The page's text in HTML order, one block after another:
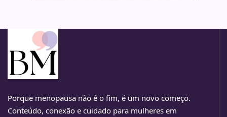
Porque menopausa não é o fim, é um novo começo.
Conteúdo, conexão e cuidado para mulheres em